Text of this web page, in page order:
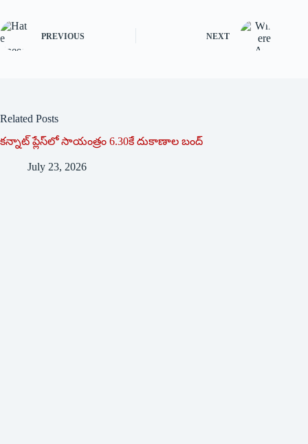
PREVIOUS NEXT
Related Posts
క‌న్నాట్ ప్లేస్‌లో సాయంత్రం 6.30కే దుకాణాల బంద్‌
July 23, 2026